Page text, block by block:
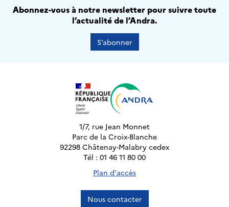
Abonnez-vous à notre newsletter pour suivre toute
l’actualité de l’Andra.
S’abonner
1/7, rue Jean Monnet
Parc de la Croix-Blanche
92298 Châtenay-Malabry cedex
Tél : 01 46 11 80 00
Plan d'accès
Nous contacter